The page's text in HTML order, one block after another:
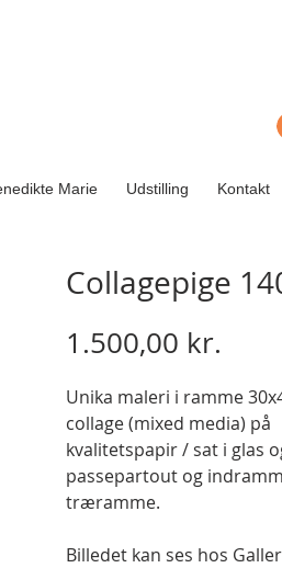
Marie Udstilling Kontakt
Collagepige
1.500,00 kr.
Unika maleri i ramme
collage (mixed media) på
kvalitetspapir / sat i glas
passepartout og
træramme.
Billedet kan ses hos